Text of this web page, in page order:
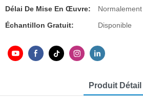
Délai De Mise En Œuvre:
Échantillon Gratuit:
Disponible
Produit Détail